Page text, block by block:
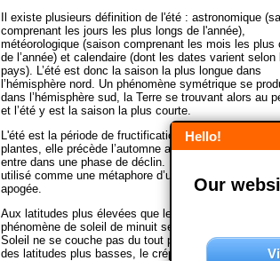
Il existe plusieurs définition de l'été : astronomique
comprenant les jours les plus longs de l'année),
météorologique (saison comprenant les mois les plus
de l’année) et calendaire (dont les dates varient selon
pays). L’été est donc la saison la plus longue dans
l’hémisphère nord. Un phénomène symétrique se
dans l’hémisphère sud, la Terre se trouvant alors au
et l’été y est la saison la plus courte.
L'été est la période de fructification pour la plupart des
plantes, elle précède l’automne au cours duquel la
entre dans une phase de déclin. L’été est donc
utilisé comme une métaphore d’une période faste, d’un
apogée.
Aux latitudes plus élevées que les cercles polaires, le
phénomène de soleil de minuit se produit pendant l’été
Soleil ne se couche pas du tout pendant plusieurs
des latitudes plus basses, le crépuscule dure au
Hello!
Our